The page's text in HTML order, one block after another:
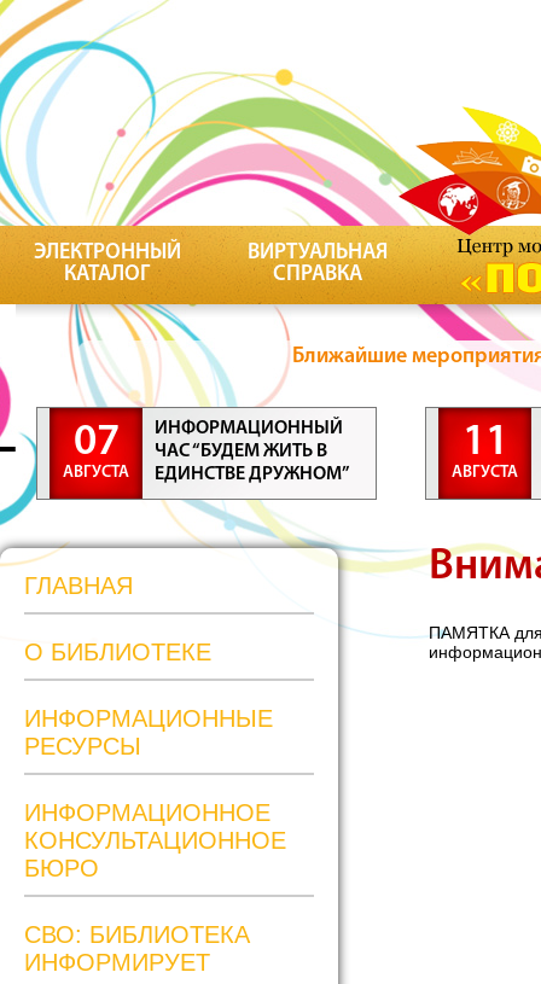
ЭЛЕКТРОННЫЙ
КАТАЛОГ
ВИРТУАЛЬНАЯ
СПРАВКА
Ближайшие
07
АВГУСТА
ИНФОРМАЦИОННЫЙ
ЧАС “БУДЕМ ЖИТЬ В
ЕДИНСТВЕ ДРУЖНОМ”
11
АВГУСТА
ГЛАВНАЯ
О БИБЛИОТЕКЕ
ИНФОРМАЦИОННЫЕ
РЕСУРСЫ
ИНФОРМАЦИОННОЕ
КОНСУЛЬТАЦИОННОЕ
БЮРО
СВО: БИБЛИОТЕКА
ИНФОРМИРУЕТ
ПАМЯТКА для